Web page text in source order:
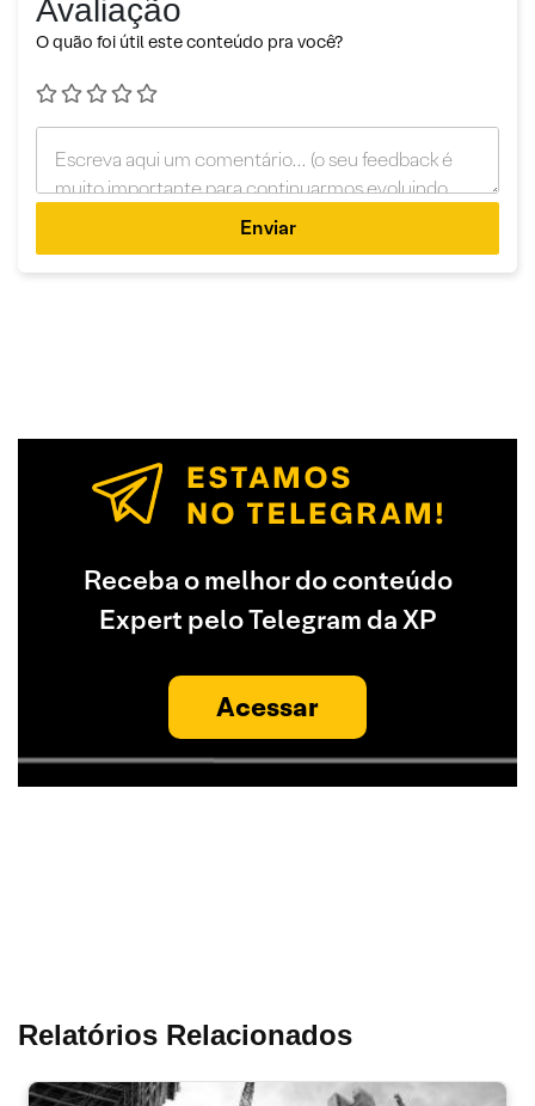
Avaliação
O quão foi útil este conteúdo pra você?
Enviar
Receba o melhor do conteúdo
Expert pelo Telegram da XP
Acessar
Relatórios Relacionados